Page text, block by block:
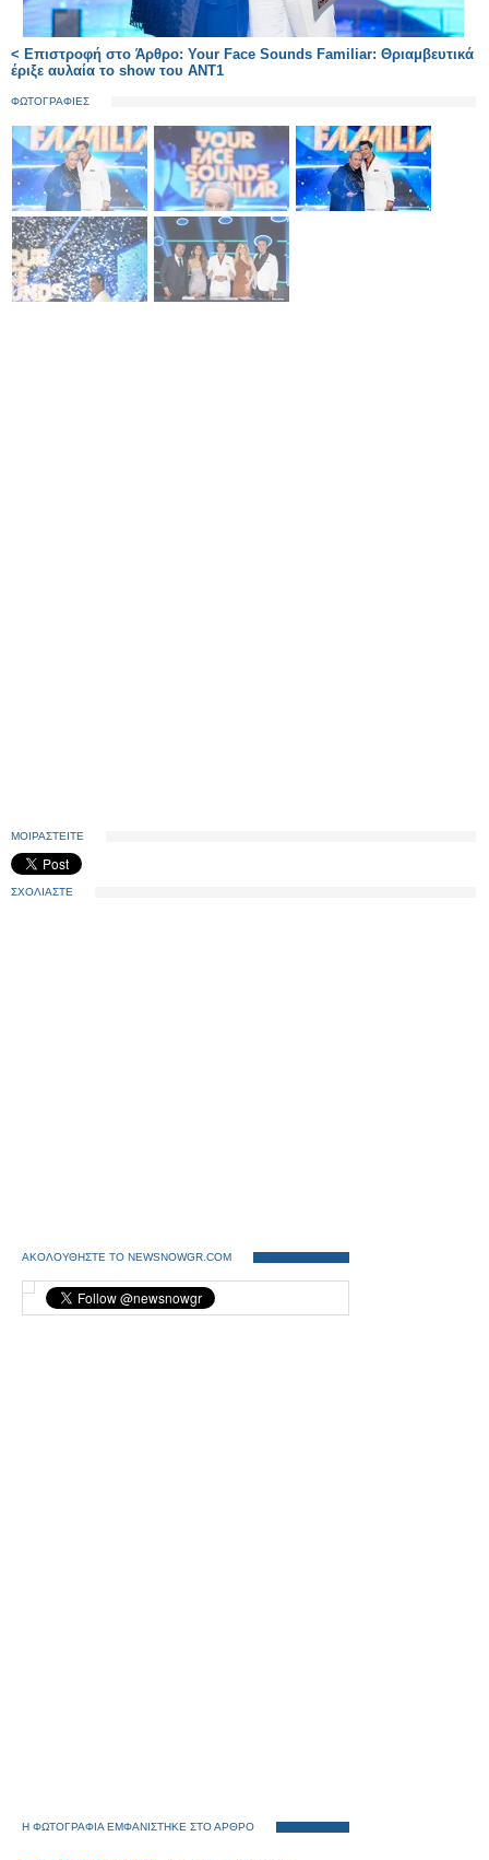
< Επιστροφή στο Άρθρο: Your Face Sounds Familiar: Θριαμβευτικά
έριξε αυλαία το show του ΑΝΤ1
ΦΩΤΟΓΡΑΦΙΕΣ
ΜΟΙΡΑΣΤΕΙΤΕ
ΣΧΟΛΙΑΣΤΕ
ΑΚΟΛΟΥΘΗΣΤΕ ΤΟ NEWSNOWGR.COM
Η ΦΩΤΟΓΡΑΦΙΑ ΕΜΦΑΝΙΣΤΗΚΕ ΣΤΟ ΑΡΘΡΟ